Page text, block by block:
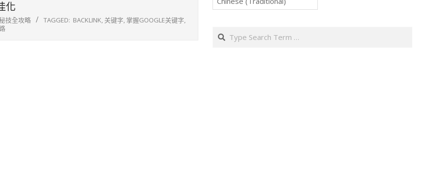
化
技全攻略 TAGGED: BACKLINK, 关键字, 掌握GOOGLE关键字,
Search